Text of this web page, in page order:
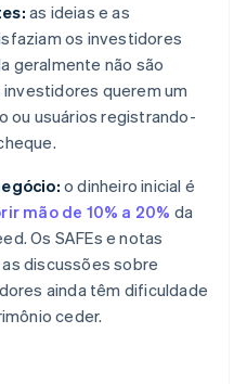
as ideias e as
os investidores
geralmente não são
querem um
ou usuários registrando-
o dinheiro inicial é
mão de 10% a 20% da
Os SAFEs e notas
discussões sobre
ainda têm dificuldade
ceder.